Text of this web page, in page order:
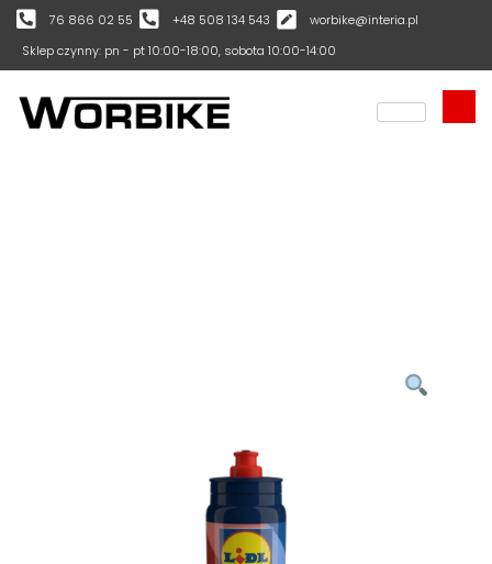
76 866 02 55 +48 508 134 543
worbike@interia.pl
Sklep czynny: pn - pt 10:00-18:00, sobota 10:00-14:00